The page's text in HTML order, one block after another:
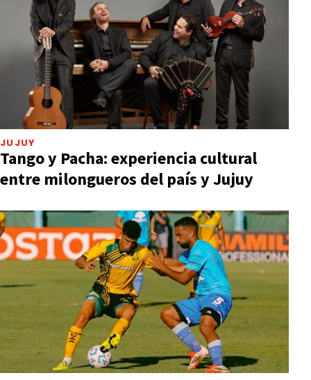
JUJUY
Tango y Pacha: experiencia cultural
entre milongueros del país y Jujuy